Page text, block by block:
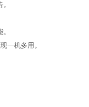
一机多用。